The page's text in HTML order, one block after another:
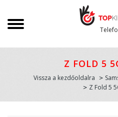
Z FOLD 5
Vissza a kezdőoldalra
Z Fold 5